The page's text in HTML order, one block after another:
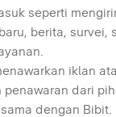
seperti
berita, survei,
iklan
penawaran dari
dengan Bibit.